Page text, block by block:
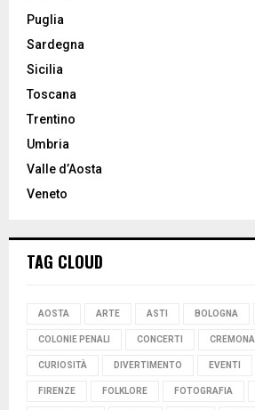
Puglia
Sardegna
Sicilia
Toscana
Trentino
Umbria
Valle d’Aosta
Veneto
TAG CLOUD
AOSTA ARTE ASTI BOLOGNA
COLONIE PENALI CONCERTI CREMONA
CURIOSITÀ DIVERTIMENTO EVENTI
FIRENZE FOLKLORE FOTOGRAFIA